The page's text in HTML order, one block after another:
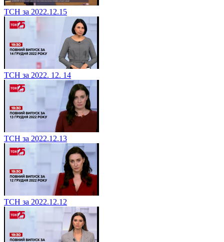
ТСН за 2022.12.15
ТСН за 2022. 12. 14
ТСН за 2022.12.13
ТСН за 2022.12.12